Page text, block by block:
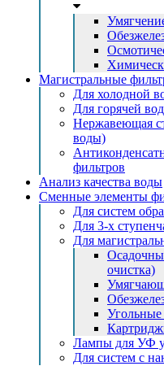
Магистральные
Для холодной
Для горячей
Нержавеющая
воды)
фильтров
Анализ качества воды
Сменные элементы
Для систем
Для 3-х
Для
очистка)
Лампы для УФ
Для систем с